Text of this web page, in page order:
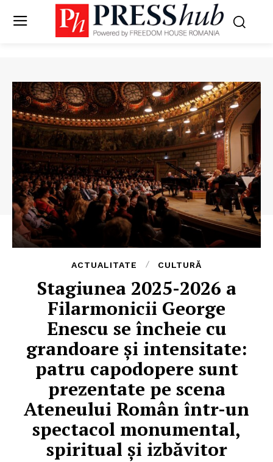
ACTUALITATE CULTURĂ
Stagiunea 2025-2026 a
Filarmonicii George
Enescu se încheie cu
grandoare și intensitate:
patru capodopere sunt
prezentate pe scena
Ateneului Român într-un
spectacol monumental,
spiritual și izbăvitor